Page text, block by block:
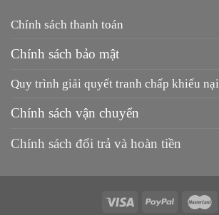
Chính sách thanh toán
Chính sách bảo mật
Quy trình giải quyết tranh chấp khiếu nại
Chính sách vận chuyển
Chính sách đổi trả và hoàn tiền